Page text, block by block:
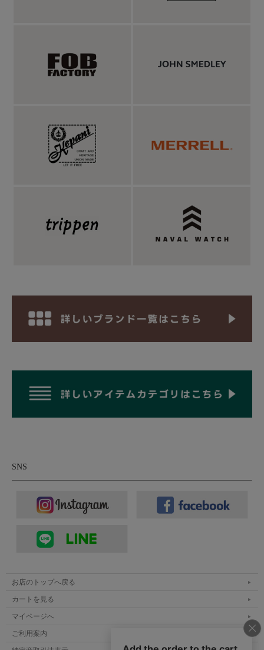
で滑らかな肌触りのコットン100％の生地です。
績技術であるコンパクト加工（撚りを加えながら細くのばしてい
め、見た目が美しい仕上がりで、ツルッと滑らかな手触りに光沢
着心地に。厚手すぎる生地厚ではありませんが、目詰まり感があ
って透け感はなし。とても上質で滑らかなさわり心地を体感でき
る素材です。
SNS
お店のトップへ戻る
カートを見る
マイページへ
ご利用案内